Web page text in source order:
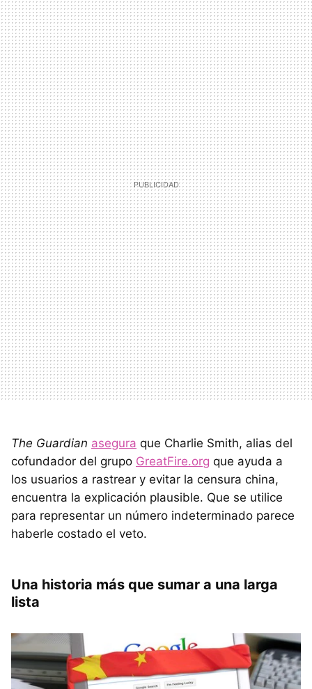
The Guardian asegura que Charlie Smith, alias del
cofundador del grupo GreatFire.org que ayuda a
los usuarios a rastrear y evitar la censura china,
encuentra la explicación plausible. Que se utilice
para representar un número indeterminado parece
haberle costado el veto.
Una historia más que sumar a una larga
lista